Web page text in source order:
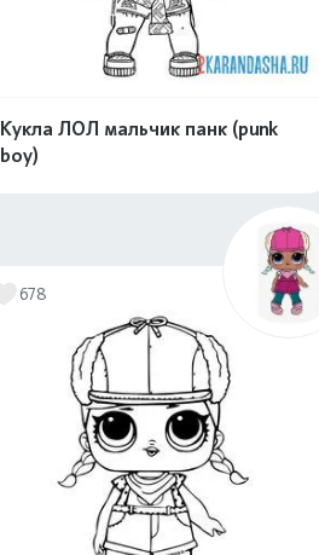
Кукла ЛОЛ мальчик панк (punk
boy)
678